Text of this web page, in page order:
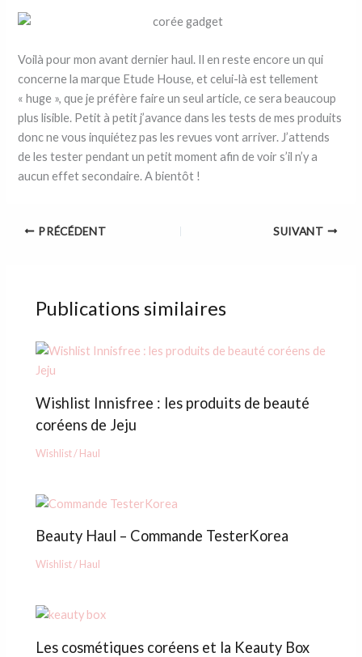
Voilà pour mon avant dernier haul. Il en reste encore un qui
concerne la marque Etude House, et celui-là est tellement
« huge », que je préfère faire un seul article, ce sera beaucoup
plus lisible. Petit à petit j’avance dans les tests de mes produits
donc ne vous inquiétez pas les revues vont arriver. J’attends
de les tester pendant un petit moment afin de voir s’il n’y a
aucun effet secondaire. A bientôt !
PRÉCÉDENT SUIVANT
Publications similaires
Wishlist Innisfree : les produits de beauté
coréens de Jeju
Wishlist / Haul
Beauty Haul – Commande TesterKorea
Wishlist / Haul
Les cosmétiques coréens et la Keauty Box